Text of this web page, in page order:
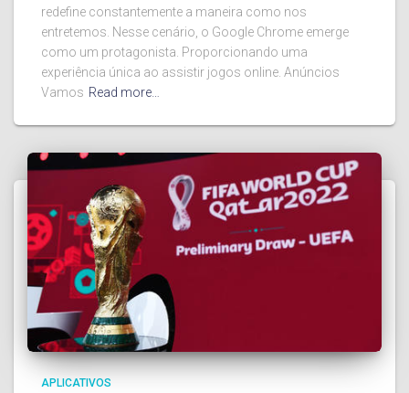
redefine constantemente a maneira como nos
entretemos. Nesse cenário, o Google Chrome emerge
como um protagonista. Proporcionando uma
experiência única ao assistir jogos online. Anúncios
Vamos Read more…
APLICATIVOS